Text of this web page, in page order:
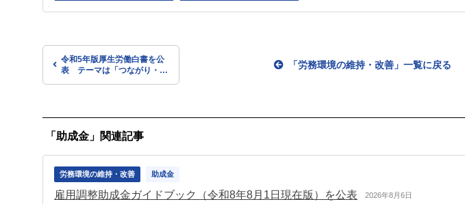
令和5年版厚生労働白書を公
表 テーマは「つながり・支
「労務環境の維持・改善」一覧に戻る
「助成金」関連記事
労務環境の維持・改善 助成金
雇用調整助成金ガイドブック（令和8年8月1日現在版）を公表 2026年8月6日